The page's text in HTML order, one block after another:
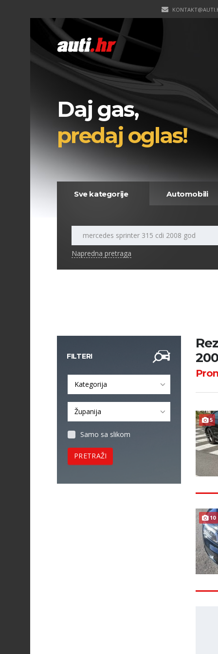
Daj gas,
predaj oglas!
Sve kategorije Automobili
Napredna pretraga
FILTERI
Kategorija
Županija
Samo sa slikom
PRETRAŽI
5
10